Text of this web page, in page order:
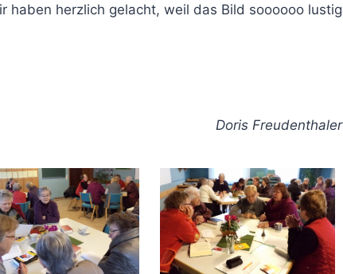
haben herzlich gelacht, weil das Bild soooooo lustig
Doris Freudenthaler